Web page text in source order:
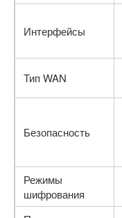
Интерфейсы
Тип WAN
Безопасность
Режимы
шифрования